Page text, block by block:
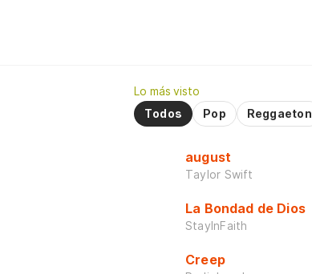
Lo más visto
Todos
Pop Reggaeton
august
Taylor Swift
La Bondad de Dios
StayInFaith
Creep